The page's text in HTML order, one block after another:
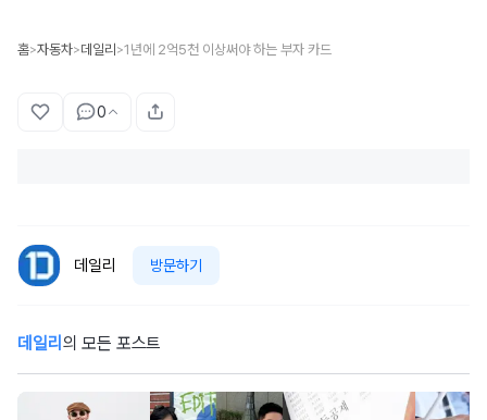
홈>자동차>데일리 >1년에 2억5천 이상써야 하는 부자 카드
0
데일리 방문하기
데일리 의 모든 포스트